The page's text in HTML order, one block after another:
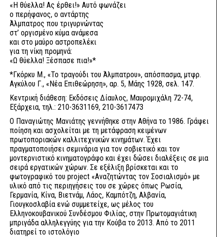
«Η θύελλα! Ας έρθει!» Αυτό φωνάζει
ο περήφανος, ο αντάρτης
Άλμπατρος που τριγυρνώντας
στ’ οργισμένο κύμα ανάμεσα
και στο μαύρο αστροπελέκι
για τη νίκη προμηνά:
«Ω θύελλα! Ξέσπασε πια!»*
*Γκόρκυ Μ., «Το τραγούδι του Άλμπατρου», απόσπασμα, μτφρ.
Αγκύλου Γ., «Νέα Επιθεώρηση», αρ. 5, Μάης 1928, σελ. 147.
Κεντρική διάθεση: Εκδόσεις Δίαυλος, Μαυρομιχάλη 72-74,
Εξάρχεια, τηλ.: 210-3631169, 210-3617473
Ο Παναγιώτης Μανιάτης γεννήθηκε στην Αθήνα το 1986. Γράφει
ποίηση και ασχολείται με τη μετάφραση κειμένων
πρωτοποριακών καλλιτεχνικών κινημάτων. Έχει
πραγματοποιήσει σεμινάρια για τον σοβιετικό και τον
μοντερνιστικό κινηματογράφο και έχει δώσει διαλέξεις σε μια
σειρά εργατικών χώρων. Σε εξέλιξη βρίσκεται και το
φωτογραφικό του project «Αναζητώντας τον Σοσιαλισμό» με
υλικό από τις περιηγήσεις του σε χώρες όπως Ρωσία,
Γερμανία, Κίνα, Βιετνάμ, Λάος, Καμπότζη, Αλβανία,
Γιουγκοσλαβία ενώ συμμετείχε, ως μέλος του
Ελληνοκουβανικού Συνδέσμου Φιλίας, στην Πρωτομαγιάτικη
μπριγάδα αλληλεγγύης για την Κούβα το 2013. Από το 2011
διατηρεί το ιστολόγιο